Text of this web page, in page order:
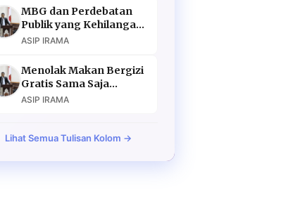
MBG dan Perdebatan
Publik yang Kehilangan
Argumen
ASIP IRAMA
Menolak Makan Bergizi
Gratis Sama Saja
Menolak Masa Depan
ASIP IRAMA
Lihat Semua Tulisan Kolom →